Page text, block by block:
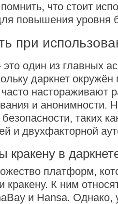
что стоит
повышения уровня
при
это один из главных
даркнет
настораживают
и анонимности.
таких
и двухфакторной
кракену в
платформ,
кракену. К ним
и Hansa. Однако,